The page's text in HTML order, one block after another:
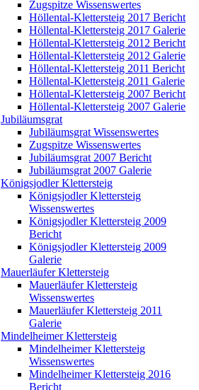
Zugspitze Wissenswertes
Höllental-Klettersteig 2017 Bericht
Höllental-Klettersteig 2017 Galerie
Höllental-Klettersteig 2012 Bericht
Höllental-Klettersteig 2012 Galerie
Höllental-Klettersteig 2011 Bericht
Höllental-Klettersteig 2011 Galerie
Höllental-Klettersteig 2007 Bericht
Höllental-Klettersteig 2007 Galerie
Jubiläumsgrat
Jubiläumsgrat Wissenswertes
Zugspitze Wissenswertes
Jubiläumsgrat 2007 Bericht
Jubiläumsgrat 2007 Galerie
Königsjodler Klettersteig
Königsjodler Klettersteig
Wissenswertes
Königsjodler Klettersteig 2009
Bericht
Königsjodler Klettersteig 2009
Galerie
Mauerläufer Klettersteig
Mauerläufer Klettersteig
Wissenswertes
Mauerläufer Klettersteig 2011
Galerie
Mindelheimer Klettersteig
Mindelheimer Klettersteig
Wissenswertes
Mindelheimer Klettersteig 2016
Bericht